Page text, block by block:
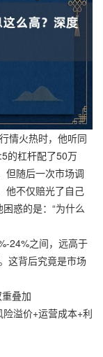
情火热时，他听同
的杠杆配了50万
但随后一次市场调
他不仅赔光了自己
惑的是：“为什么
24%之间，远高于
这背后究竟是市场
叠加
溢价+运营成本+利